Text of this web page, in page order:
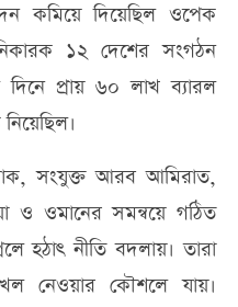
কমিয়ে দিয়েছিল ওপেক
১২ দেশের সংগঠন
প্রায় ৬০ লাখ ব্যারল
সংযুক্ত আরব আমিরাত,
ও ওমানের সমন্বয়ে গঠিত
হঠাৎ নীতি বদলায়। তারা
নেওয়ার কৌশলে যায়।